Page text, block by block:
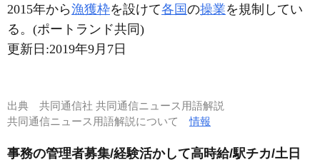
2015年から漁獲枠を設けて各国の操業を規制してい
る。(ポートランド共同)
更新日:2019年9月7日
出典 共同通信社 共同通信ニュース用語解説
共同通信ニュース用語解説について情報
事務の管理者募集/経験活かして高時給/駅チカ/土日